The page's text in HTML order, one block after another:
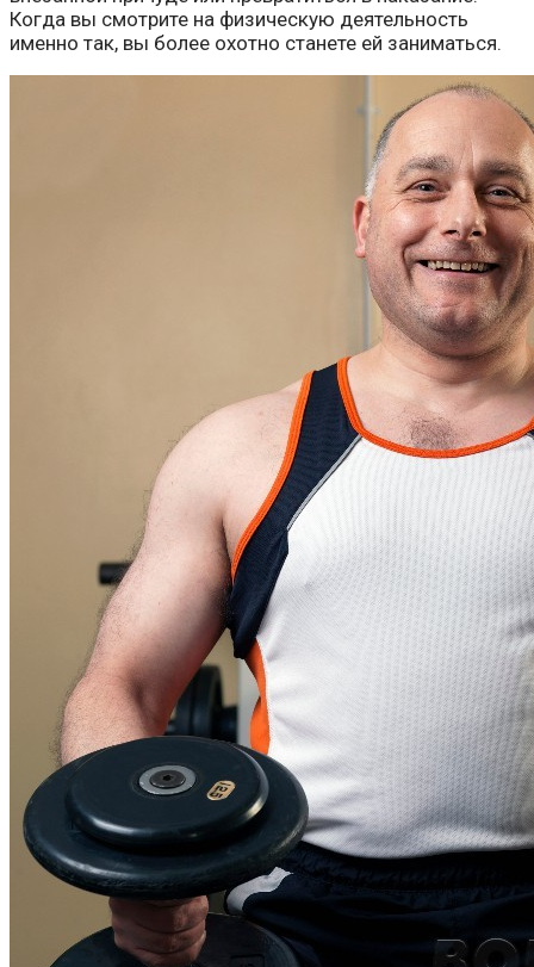
Когда вы смотрите на физическую деятельность
именно так, вы более охотно станете ей заниматься.